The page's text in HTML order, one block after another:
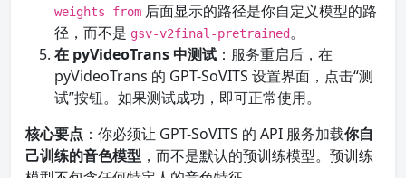
weights from 后面显示的路径是你自定义模型的路
径，而不是 gsv-v2final-pretrained。
在 pyVideoTrans 中测试 ：服务重启后，在
pyVideoTrans 的 GPT-SoVITS 设置界面，点击“测
试”按钮。如果测试成功，即可正常使用。
核心要点 ：你必须让 GPT-SoVITS 的 API 服务加载你自
己训练的音色模型 ，而不是默认的预训练模型。预训练